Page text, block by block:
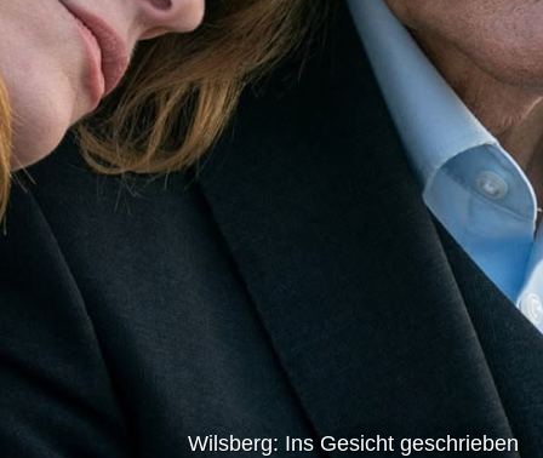
Wilsberg: Ins Gesicht geschrieben